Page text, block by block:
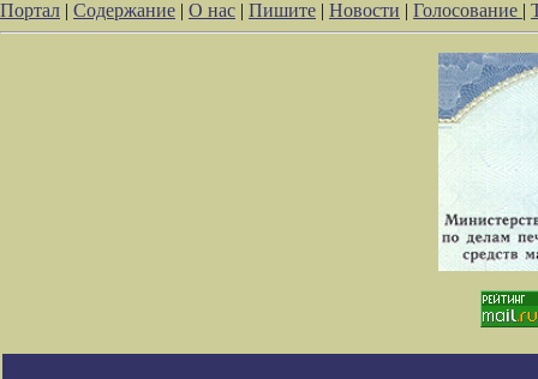
Портал | Содержание | О нас | Пишите | Новости | Голосование |